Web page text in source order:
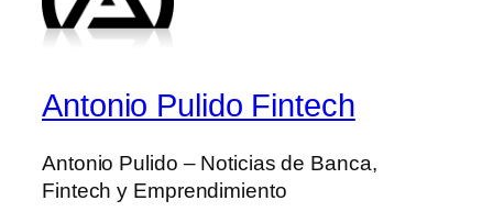
Antonio Pulido Fintech
Antonio Pulido – Noticias de Banca,
Fintech y Emprendimiento